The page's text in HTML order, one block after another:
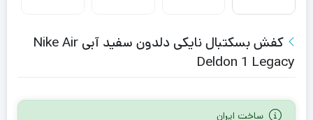
کفش بسکتبال نایکی دلدون سفید آبی Nike Air
Deldon 1 Legacy
ساخت ایران